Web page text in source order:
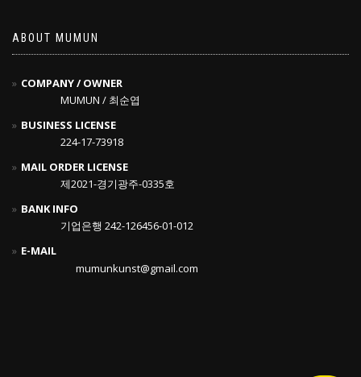
ABOUT MUMUN
COMPANY / OWNER
MUMUN / 최순엽
BUSINESS LICENSE
224-17-73918
MAIL ORDER LICENSE
제2021-경기광주-0335호
BANK INFO
기업은행 242-126456-01-012
E-MAIL
mumunkunst@gmail.com